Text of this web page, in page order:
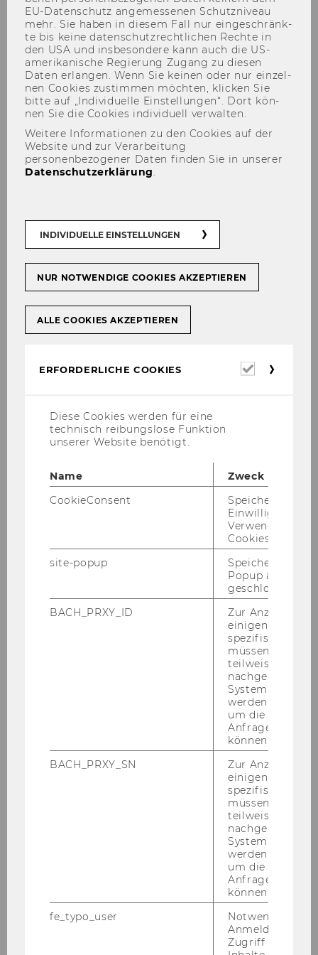
Front Office
Der Inhalt dieser Seite ist aktuell nur auf
Englisch verfügbar.
documents, please fix an
office@wu.ac.at
Orientation and Directions
ISOM Front Office
Collection of Certificates
and Documents
Our Front Office is the central location
for all deposited documents.
EU-​Datenschutz an­ge­mes­se­nen Schutz­ni­veau
mehr. Sie haben in die­sem Fall nur ein­ge­schränk­
te bis keine da­ten­schutz­recht­li­chen Rech­te in
den USA und ins­be­son­de­re kann auch die US-​
amerikanische Re­gie­rung Zu­gang zu die­sen
Daten er­lan­gen. Wenn Sie kei­nen oder nur ein­zel­
nen Coo­kies zu­stim­men möch­ten, kli­cken Sie
bitte auf „In­di­vi­du­el­le Ein­stel­lun­gen“. Dort kön­
nen Sie die Coo­kies in­di­vi­du­ell ver­wal­ten.
Weitere Informationen zu den Cookies auf der
Website und zur Verarbeitung
personenbezogener Daten finden Sie in unserer
Datenschutzerklärung.
INDIVIDUELLE EINSTELLUNGEN
NUR NOTWENDIGE COOKIES AKZEPTIEREN
ALLE COOKIES AKZEPTIEREN
ERFORDERLICHE COOKIES
Diese Cookies werden für eine
technisch reibungslose Funktion
unserer Website benötigt.
Name
Zweck
CookieConsent
Speichert Ihre
Einwilligung zur
Verwendung von
Cookies.
site-popup
Speichert ob ein
Popup
geschlossen
BACH_PRXY_ID
Zur Anzeige von
einigen WU-
spezifischen
müssen
teilweise von
nachgelagerten
System
werden.
um die Antwort
Anfrage
können.
BACH_PRXY_SN
Zur Anzeige von
einigen WU-
spezifischen
müssen
teilweise von
nachgelagerten
System
werden.
um die Antwort
Anfrage
können.
fe_typo_user
Notwendig für
Anmeldung und
Zugriff auf